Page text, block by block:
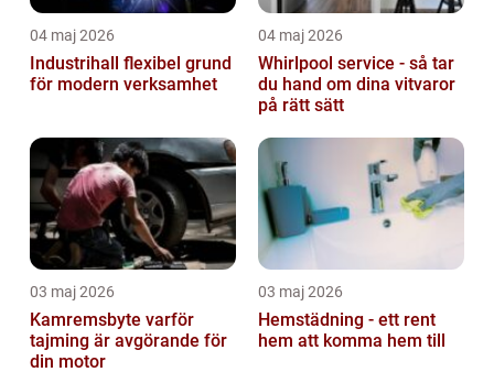
04 maj 2026
Industrihall flexibel grund
för modern verksamhet
04 maj 2026
Whirlpool service - så tar
du hand om dina vitvaror
på rätt sätt
03 maj 2026
Kamremsbyte varför
tajming är avgörande för
din motor
03 maj 2026
Hemstädning - ett rent
hem att komma hem till